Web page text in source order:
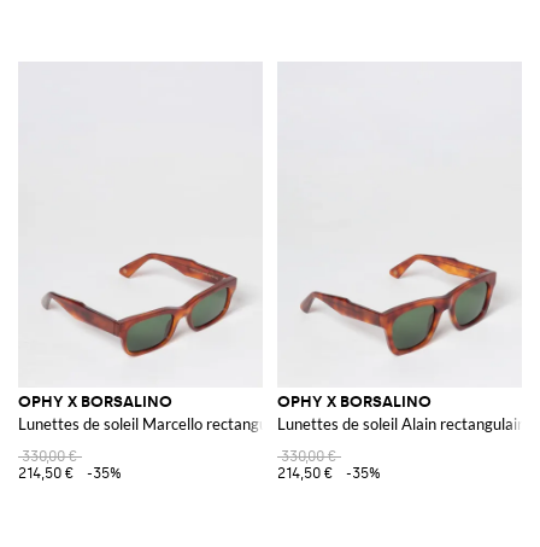
OPHY X BORSALINO
Lunettes de soleil Marcello rectangulaires en acétate avec logo
330,00 €
214,50 €
-35%
OPHY X BORSALINO
Lunettes de soleil Alain
330,00 €
214,50 €
-35%